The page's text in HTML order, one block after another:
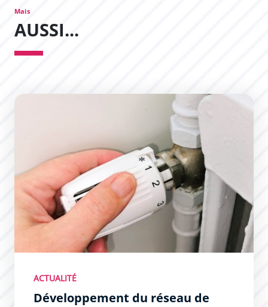
Mais
AUSSI...
Développement du réseau de chaleur en Bastide
ACTUALITÉ
Développement du réseau de